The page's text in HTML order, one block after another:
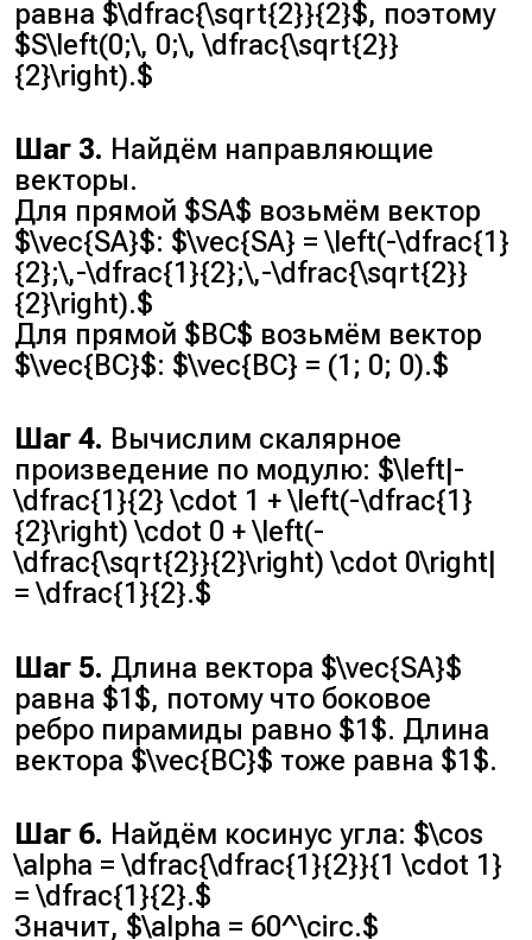
равна $\dfrac{\sqrt{2}}{2}$, поэтому
$S\left(0;\, 0;\, \dfrac{\sqrt{2}}
{2}\right).$
Шаг 3. Найдём направляющие
векторы.
Для прямой $SA$ возьмём вектор
$\vec{SA}$: $\vec{SA} = \left(-\dfrac{1}
{2};\,-\dfrac{1}{2};\,-\dfrac{\sqrt{2}}
{2}\right).$
Для прямой $BC$ возьмём вектор
$\vec{BC}$: $\vec{BC} = (1; 0; 0).$
Шаг 4. Вычислим скалярное
произведение по модулю: $\left|-
\dfrac{1}{2} \cdot 1 + \left(-\dfrac{1}
{2}\right) \cdot 0 + \left(-
\dfrac{\sqrt{2}}{2}\right) \cdot 0\right|
= \dfrac{1}{2}.$
Шаг 5. Длина вектора $\vec{SA}$
равна $1$, потому что боковое
ребро пирамиды равно $1$. Длина
вектора $\vec{BC}$ тоже равна $1$.
Шаг 6. Найдём косинус угла: $\cos
\alpha = \dfrac{\dfrac{1}{2}}{1 \cdot 1}
= \dfrac{1}{2}.$
Значит, $\alpha = 60^\circ.$